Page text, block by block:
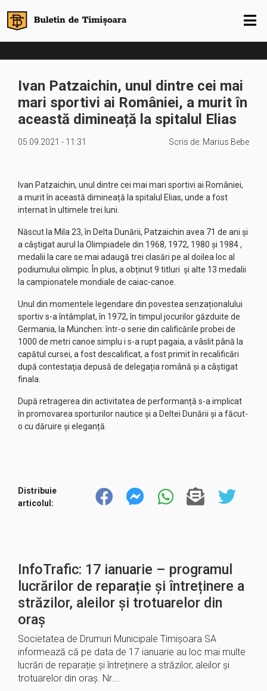
Ivan Patzaichin, unul dintre cei mai
mari sportivi ai României, a murit în
această dimineață la spitalul Elias
05.09.2021 - 11:31 Scris de: Marius Bebe
Ivan Patzaichin, unul dintre cei mai mari sportivi ai României,
a murit în această dimineață la spitalul Elias, unde a fost
internat în ultimele trei luni.
Născut la Mila 23, în Delta Dunării, Patzaichin avea 71 de ani și
a câștigat aurul la Olimpiadele din 1968, 1972, 1980 și 1984 ,
medalii la care se mai adaugă trei clasări pe al doilea loc al
podiumului olimpic. În plus, a obținut 9 titluri și alte 13 medalii
la campionatele mondiale de caiac-canoe.
Unul din momentele legendare din povestea senzaționalului
sportiv s-a întâmplat, în 1972, în timpul jocurilor găzduite de
Germania, la München: într-o serie din calificările probei de
1000 de metri canoe simplu i s-a rupt pagaia, a vâslit până la
capătul cursei, a fost descalificat, a fost primit în recalificări
după contestaţia depusă de delegația română şi a câştigat
finala.
După retragerea din activitatea de performanță s-a implicat
în promovarea sporturilor nautice și a Deltei Dunării și a făcut-
o cu dăruire și eleganță.
Distribuie
articolul:
InfoTrafic: 17 ianuarie – programul
lucrărilor de reparație și întreținere a
străzilor, aleilor și trotuarelor din
oraș
Societatea de Drumuri Municipale Timișoara SA
informează că pe data de 17 ianuarie au loc mai multe
lucrări de reparație și întreținere a străzilor, aleilor și
trotuarelor din oraș. Nr….